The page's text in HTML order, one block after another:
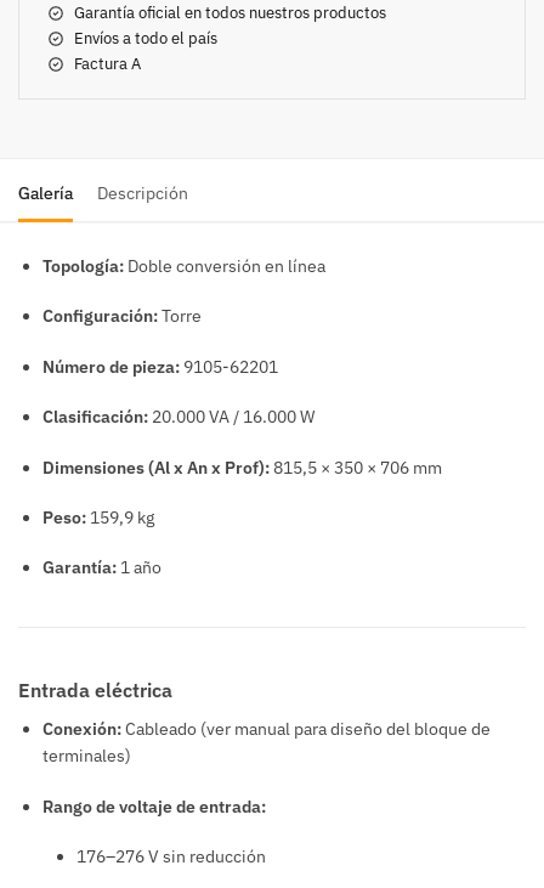
Garantía oficial en todos nuestros productos
Envíos a todo el país
Factura A
Galería Descripción
Topología: Doble conversión en línea
Configuración:Torre
Número de pieza: 9105-62201
Clasificación: 20.000 VA / 16.000 W
Dimensiones (Al x An x Prof):815,5 × 350 × 706 mm
Peso: 159,9 kg
Garantía: 1 año
Entrada eléctrica
Conexión:Cableado (ver manual para diseño del bloque de
terminales)
Rango de voltaje de entrada:
176–276 V sin reducción